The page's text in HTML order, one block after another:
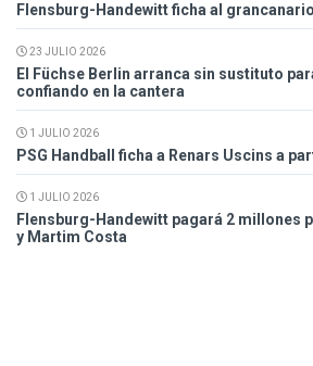
Flensburg-Handewitt ficha al
23 JULIO 2026
El Füchse Berlin arranca sin sustituto
confiando en la cantera
1 JULIO 2026
PSG Handball ficha a Renars Uscins a
1 JULIO 2026
Flensburg-Handewitt pagará 2 millones
y Martim Costa